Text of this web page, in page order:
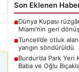
Son Eklenen
■Dünya Kupası
Miami’nin geri
■Tunceli’de otluk
yangın söndürüldü
■Burdur’da Park Yeri
Baba ve Oğlu